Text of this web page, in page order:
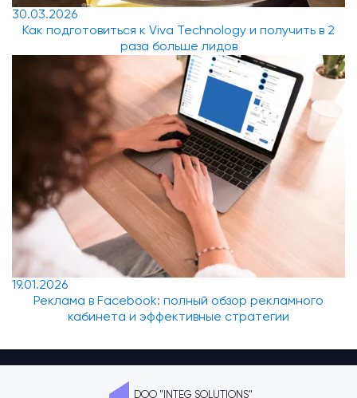
30.03.2026
Как подготовиться к Viva Technology и получить в 2
раза больше лидов
19.01.2026
Реклама в Facebook: полный обзор рекламного
кабинета и эффективные стратегии
DOO "INTEG SOLUTIONS"